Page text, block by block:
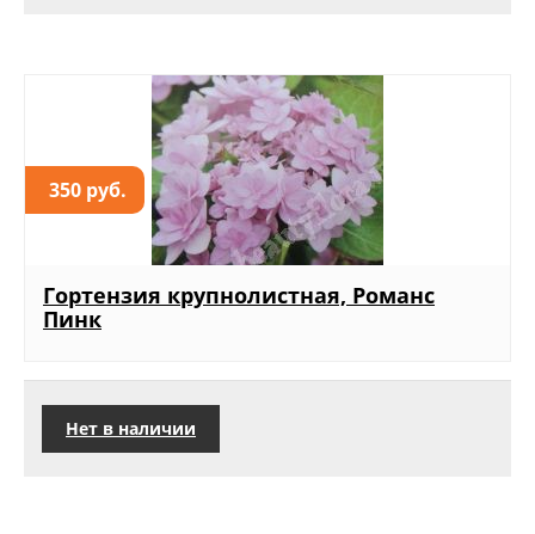
350 руб.
Гортензия крупнолистная, Романс
Пинк
Нет в наличии